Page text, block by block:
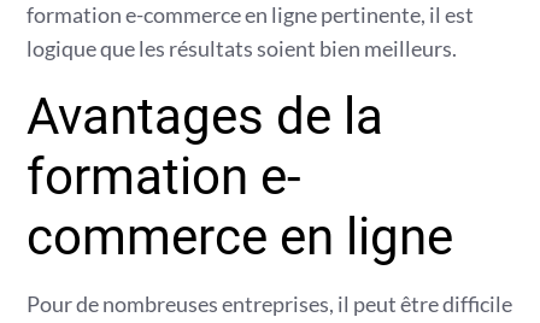
formation e-commerce en ligne pertinente, il est
logique que les résultats soient bien meilleurs.
Avantages de la
formation e-
commerce en ligne
Pour de nombreuses entreprises, il peut être difficile